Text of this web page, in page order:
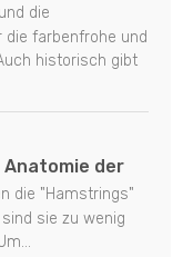
die
farbenfrohe und
historisch gibt
Anatomie der
die "Hamstrings"
sie zu wenig